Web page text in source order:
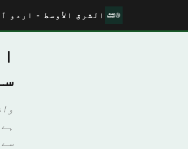
الشرق الأوسط - اردو